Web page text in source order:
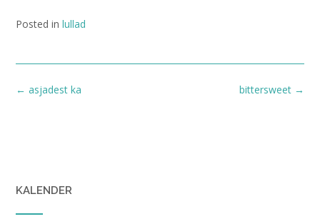
Posted in lullad
Post
bittersweet →
← asjadest ka
KALENDER